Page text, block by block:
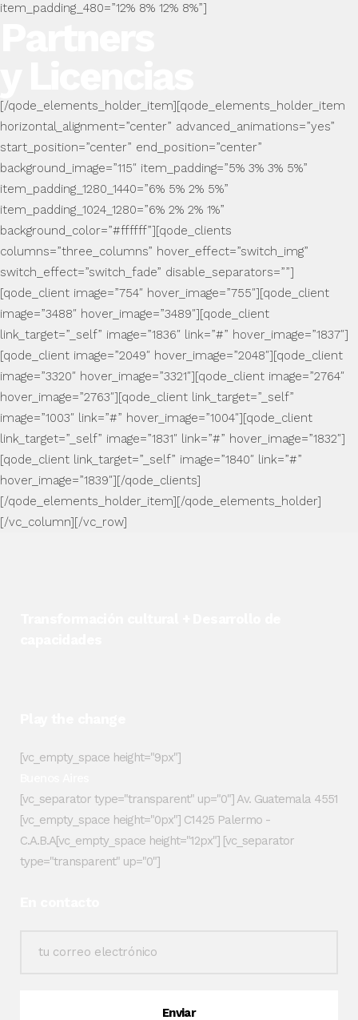
item_padding_480=”12% 8% 12% 8%”]
[/qode_elements_holder_item][qode_elements_holder_item
horizontal_alignment=”center” advanced_animations=”yes”
start_position=”center” end_position=”center”
background_image=”115″ item_padding=”5% 3% 3% 5%”
item_padding_1280_1440=”6% 5% 2% 5%”
item_padding_1024_1280=”6% 2% 2% 1%”
background_color=”#ffffff”][qode_clients
columns=”three_columns” hover_effect=”switch_img”
switch_effect=”switch_fade” disable_separators=””]
[qode_client image=”754″ hover_image=”755″][qode_client
image=”3488″ hover_image=”3489″][qode_client
link_target=”_self” image=”1836″ link=”#” hover_image=”1837″]
[qode_client image=”2049″ hover_image=”2048″][qode_client
image=”3320″ hover_image=”3321″][qode_client image=”2764″
hover_image=”2763″][qode_client link_target=”_self”
image=”1003″ link=”#” hover_image=”1004″][qode_client
link_target=”_self” image=”1831″ link=”#” hover_image=”1832″]
[qode_client link_target=”_self” image=”1840″ link=”#”
hover_image=”1839″][/qode_clients]
[/qode_elements_holder_item][/qode_elements_holder]
[/vc_column][/vc_row]
[vc_empty_space height="9px"]
[vc_separator type="transparent" up="0"] Av. Guatemala 4551
[vc_empty_space height="0px"] C1425 Palermo -
C.A.B.A[vc_empty_space height="12px"] [vc_separator
type="transparent" up="0"]